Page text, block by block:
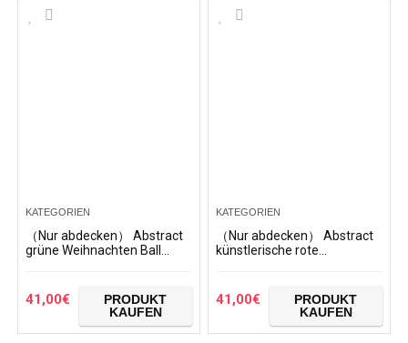
KATEGORIEN
（Nur abdecken） Abstract
grüne Weihnachten Ball
Protector case Fall
reisegepäck…
41,00€
PRODUKT
KAUFEN
KATEGORIEN
（Nur abdecken） Abstract
künstlerische rote
Protector case Fall
reisegepäck…
41,00€
PRODUKT
KAUFEN